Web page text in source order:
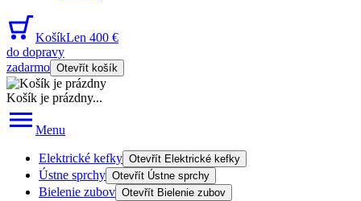
KošíkLen 400 €
do dopravy
zadarmo Otevřít košík
Košík je prázdny...
Menu
Elektrické kefky Otevřít Elektrické kefky
Ústne sprchy Otevřít Ústne sprchy
Bielenie zubov Otevřít Bielenie zubov